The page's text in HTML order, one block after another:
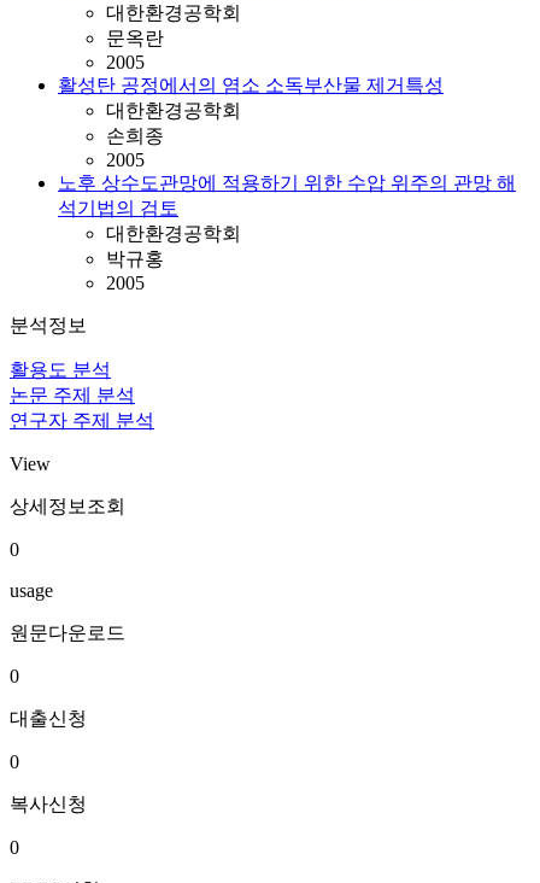
대한환경공학회
문옥란
2005
활성탄 공정에서의 염소 소독부산물 제거특성
대한환경공학회
손희종
2005
노후 상수도관망에 적용하기 위한 수압 위주의 관망 해
석기법의 검토
대한환경공학회
박규홍
2005
분석정보
활용도 분석
논문 주제 분석
연구자 주제 분석
View
상세정보조회
0
usage
원문다운로드
0
대출신청
0
복사신청
0